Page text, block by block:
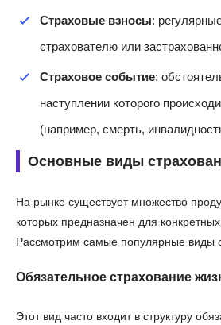
Страховые взносы:
страхователю или
Страховое событие:
наступлении которого
(например, смерть,
Основные виды
На рынке существует множество
которых предназначен для
Рассмотрим самые популярные виды
Обязательное страхование
Этот вид часто входит в структуру